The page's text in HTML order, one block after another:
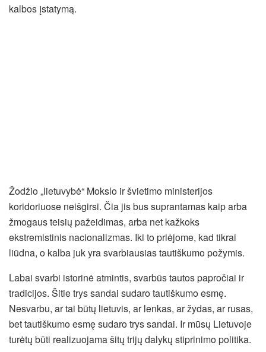
kalbos įstatymą.
Žodžio „lietuvybė“ Mokslo ir švietimo ministerijos
koridoriuose neišgirsi. Čia jis bus suprantamas kaip arba
žmogaus teisių pažeidimas, arba net kažkoks
ekstremistinis nacionalizmas. Iki to priėjome, kad tikrai
liūdna, o kalba juk yra svarbiausias tautiškumo požymis.
Labai svarbi istorinė atmintis, svarbūs tautos papročiai ir
tradicijos. Šitie trys sandai sudaro tautiškumo esmę.
Nesvarbu, ar tai būtų lietuvis, ar lenkas, ar žydas, ar rusas,
bet tautiškumo esmę sudaro trys sandai. Ir mūsų Lietuvoje
turėtų būti realizuojama šitų trijų dalykų stiprinimo politika.